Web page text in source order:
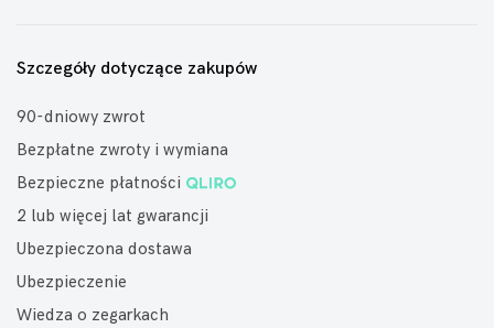
Szczegóły dotyczące zakupów
90-dniowy zwrot
Bezpłatne zwroty i wymiana
Bezpieczne płatności
2 lub więcej lat gwarancji
Ubezpieczona dostawa
Ubezpieczenie
Wiedza o zegarkach